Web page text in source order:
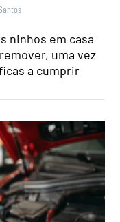
ninhos em casa
uma vez
a cumprir